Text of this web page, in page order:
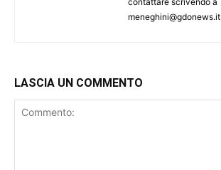
meneghini@gdonews.it
LASCIA UN COMMENTO